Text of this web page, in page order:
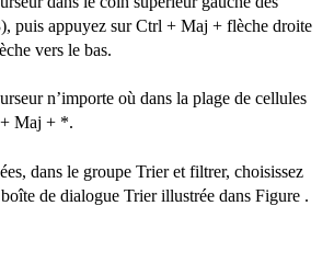
puis appuyez sur Ctrl + Maj + flèche droite
vers le bas.
n’importe où dans la plage de cellules
Maj + *.
dans le groupe Trier et filtrer, choisissez
de dialogue Trier illustrée dans Figure .